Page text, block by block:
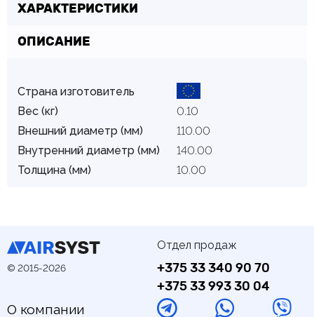
ХАРАКТЕРИСТИКИ
ОПИСАНИЕ
Страна изготовитель
Вес (кг)
0.10
Внешний диаметр (мм)
110.00
Внутренний диаметр (мм)
140.00
Толщина (мм)
10.00
© 2015-2026
О компании
Отдел продаж
+375 33 340 90 70
+375 33 993 30 04